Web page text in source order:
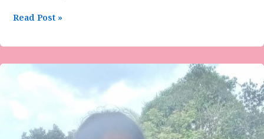
Read Post »
ಪೂರ್ಣಿಮಾ
ʼನಿರಾಳʼ